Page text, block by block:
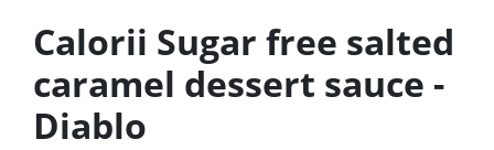
Calorii Sugar free salted
caramel dessert sauce -
Diablo